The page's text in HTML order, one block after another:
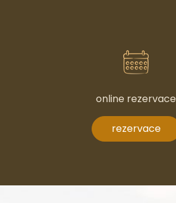
online rezervace
rezervace